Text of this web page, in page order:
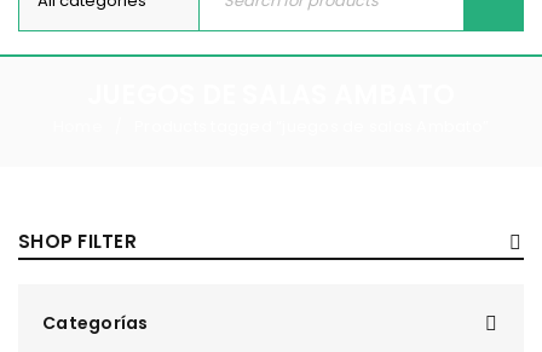
SHOP FILTER
Categorías